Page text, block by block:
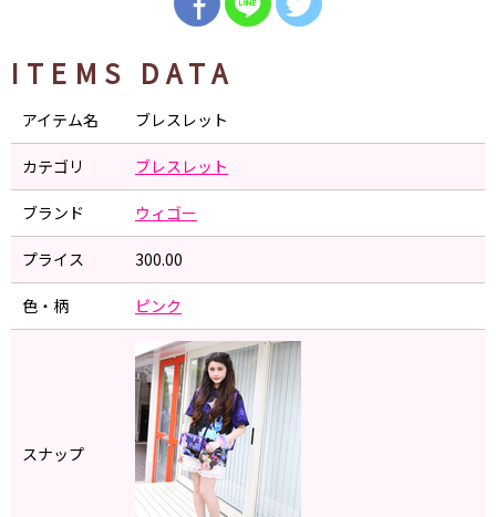
ITEMS DATA
アイテム名 ブレスレット
カテゴリ ブレスレット
ブランド ウィゴー
プライス 300.00
色・柄 ピンク
スナップ